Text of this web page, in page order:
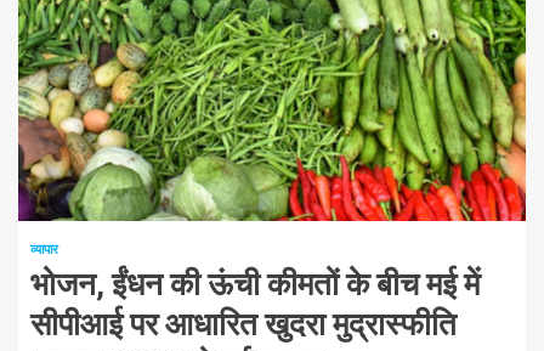
1 न्यूनतम पढ़ा
व्यापार
भोजन, ईंधन की ऊंची कीमतों के बीच मई में
सीपीआई पर आधारित खुदरा मुद्रास्फीति